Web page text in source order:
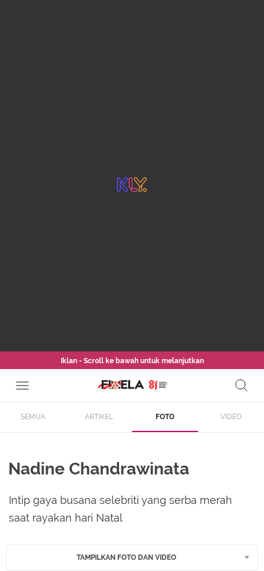
Iklan - Scroll ke bawah untuk melanjutkan
SEMUA ARTIKEL FOTO VIDEO
Nadine Chandrawinata
Intip gaya busana selebriti yang serba merah
saat rayakan hari Natal
TAMPILKAN FOTO DAN VIDEO